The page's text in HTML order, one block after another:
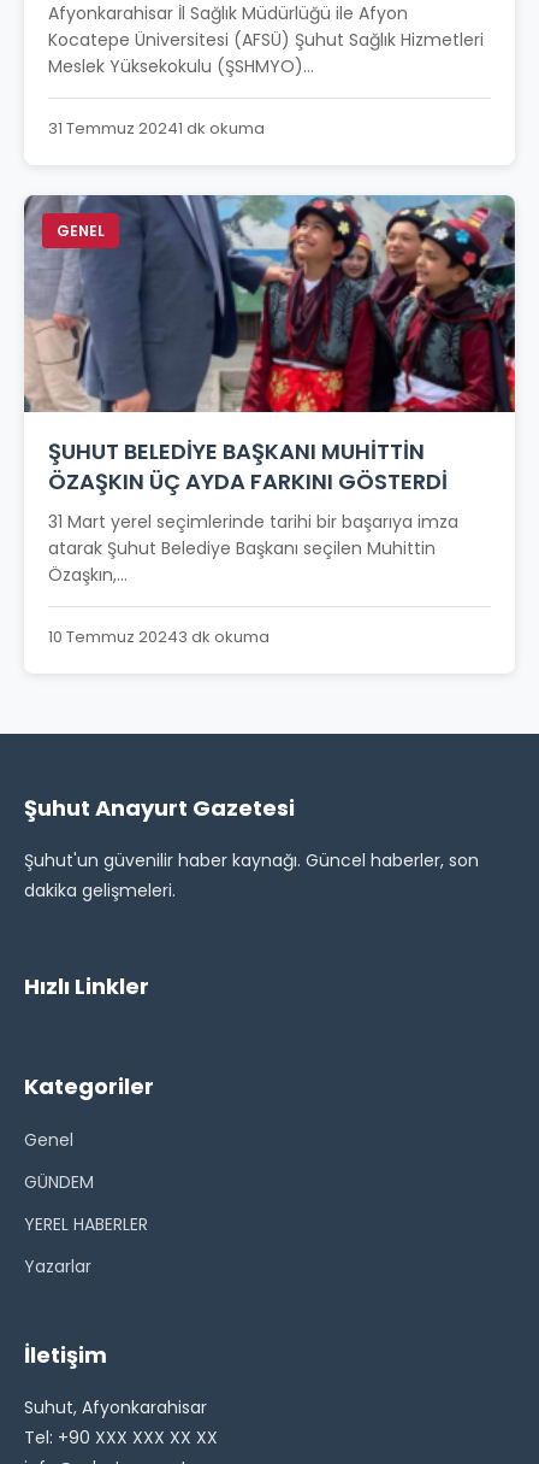
Afyonkarahisar İl Sağlık Müdürlüğü ile Afyon
Kocatepe Üniversitesi (AFSÜ) Şuhut Sağlık Hizmetleri
Meslek Yüksekokulu (ŞSHMYO)...
31 Temmuz 20241 dk okuma
GENEL
ŞUHUT BELEDİYE BAŞKANI MUHİTTİN
ÖZAŞKIN ÜÇ AYDA FARKINI GÖSTERDİ
31 Mart yerel seçimlerinde tarihi bir başarıya imza
atarak Şuhut Belediye Başkanı seçilen Muhittin
Özaşkın,...
10 Temmuz 20243 dk okuma
Şuhut Anayurt Gazetesi
Şuhut'un güvenilir haber kaynağı. Güncel haberler, son
dakika gelişmeleri.
Hızlı Linkler
Kategoriler
Genel
GÜNDEM
YEREL HABERLER
Yazarlar
İletişim
Suhut, Afyonkarahisar
Tel: +90 XXX XXX XX XX